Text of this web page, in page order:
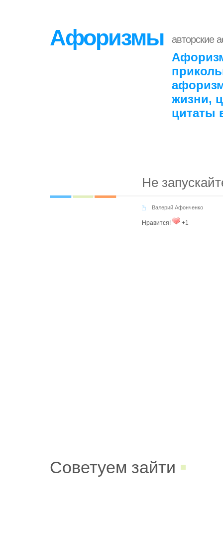
Афоризмы авторские
жизни,
цитаты
Не
Валерий Афонченко
Нравится! +1
Советуем зайти